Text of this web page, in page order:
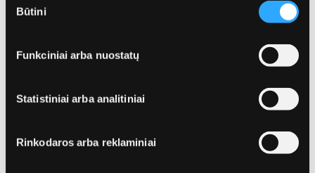
pasirinkimas
Būtini
Funkciniai arba nuostatų
Statistiniai arba analitiniai
Rinkodaros arba reklaminiai
Stambiagabaričių atliekų priėmimo aikštelė
Atliekų išvežimas didmaišiais
Užsisakykite el. parduotuvėje | Statybinių atliekų
išvežimas Vilniaus mieste
Ūkiuose susidarančių atliekų išvežimas ir
Tekstilės surinkimas ir tvarkymas
Gamybinių ir komercinių atliekų tvarkymas